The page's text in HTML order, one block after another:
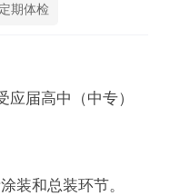
定期体检
届高中（中专）
装和总装环节。